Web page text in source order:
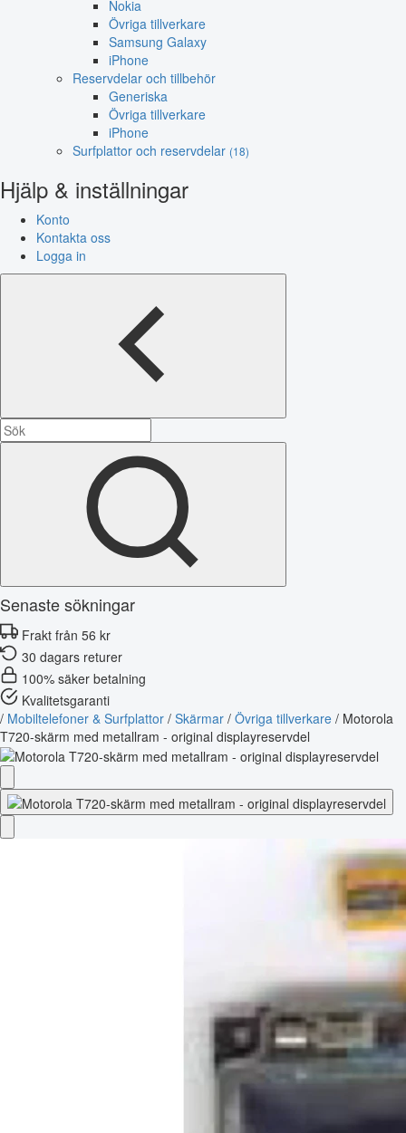
Nokia
Övriga tillverkare
Samsung Galaxy
iPhone
Reservdelar och tillbehör
Generiska
Övriga tillverkare
iPhone
Surfplattor och reservdelar (18)
Hjälp & inställningar
Konto
Kontakta oss
Logga in
Senaste sökningar
Frakt från 56 kr
30 dagars returer
100% säker betalning
Kvalitetsgaranti
/ Mobiltelefoner & Surfplattor / Skärmar / Övriga tillverkare / Motorola
T720-skärm med metallram - original displayreservdel